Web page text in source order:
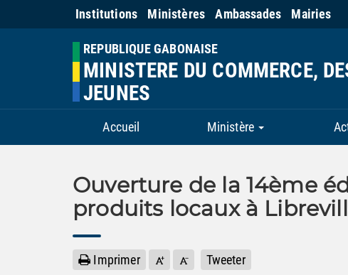
Institutions Ministères Ambassades Mairies
REPUBLIQUE GABONAISE
MINISTERE DU COMMERCE,
JEUNES
Accueil Ministère
Ouverture de la 14ème
produits locaux à
Imprimer Tweeter